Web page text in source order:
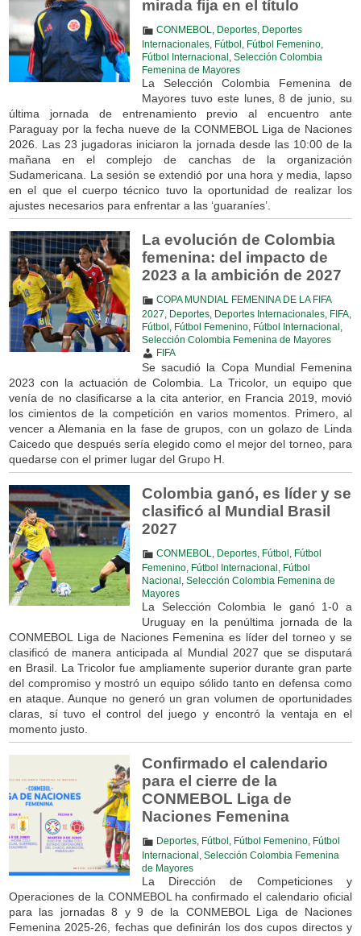
mirada fija en el título
CONMEBOL Deportes,
Deportes
Internacionales, Fútbol Fútbol Femenino,
Fútbol Internacional
Selección Colombia
Femenina de Mayores
La Selección Colombia Femenina de
Mayores tuvo este lunes, 8 de junio, su
última jornada de entrenamiento previo al encuentro ante
Paraguay por la fecha nueve de la CONMEBOL Liga de Naciones
2026. Las 23 jugadoras iniciaron la jornada desde las 10:00 de la
mañana en el complejo de canchas de la organización
Sudamericana. La sesión se extendió por una hora y media, lapso
en el que el cuerpo técnico tuvo la oportunidad de realizar los
ajustes necesarios para enfrentar a las ‘guaraníes’.
La evolución de Colombia
femenina: del impacto de
2023 a la ambición de 2027
COPA MUNDIAL FEMENINA DE LA FIFA
2027
Deportes, Deportes Internacionales, FIFA,
Fútbol
Fútbol Femenino, Fútbol Internacional
Selección Colombia Femenina de Mayores
FIFA
Se sacudió la Copa Mundial Femenina
2023 con la actuación de Colombia. La Tricolor, un equipo que
venía de no clasificarse a la cita anterior, en Francia 2019, movió
los cimientos de la competición en varios momentos. Primero, al
vencer a Alemania en la fase de grupos, con un golazo de Linda
Caicedo que después sería elegido como el mejor del torneo, para
quedarse con el primer lugar del Grupo H.
Colombia ganó, es líder y se
clasificó al Mundial Brasil
2027
CONMEBOL Deportes, Fútbol
Fútbol
Femenino, Fútbol Internacional
Fútbol
Nacional
Selección Colombia Femenina de
Mayores
La Selección Colombia le ganó 1-0 a
Uruguay en la penúltima jornada de la
CONMEBOL Liga de Naciones Femenina es líder del torneo y se
clasificó de manera anticipada al Mundial 2027 que se disputará
en Brasil. La Tricolor fue ampliamente superior durante gran parte
del compromiso y mostró un equipo sólido tanto en defensa como
en ataque. Aunque no generó un gran volumen de oportunidades
claras, sí tuvo el control del juego y encontró la ventaja en el
momento justo.
Confirmado el calendario
para el cierre de la
CONMEBOL Liga de
Naciones Femenina
Deportes, Fútbol Fútbol Femenino,
Fútbol
Internacional
Selección Colombia Femenina
de Mayores
La Dirección de Competiciones y
Operaciones de la CONMEBOL ha confirmado el calendario oficial
para las jornadas 8 y 9 de la CONMEBOL Liga de Naciones
Femenina 2025-26, fechas que definirán los dos cupos directos y